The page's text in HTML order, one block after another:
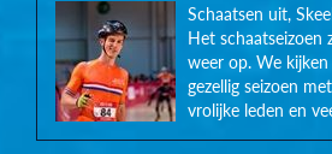
Schaatsen uit,
Het
weer op. We
gezellig seizoen
vrolijke leden en